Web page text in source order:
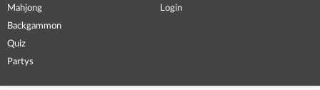
Mahjong
Backgammon
Quiz
Partys
Login